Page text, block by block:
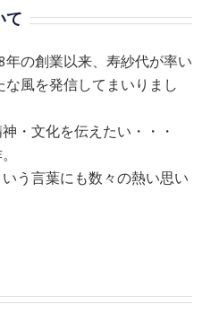
て
の創業以来、寿紗代が率い
風を発信してまいりまし
・文化を伝えたい・・・
う言葉にも数々の熱い思い